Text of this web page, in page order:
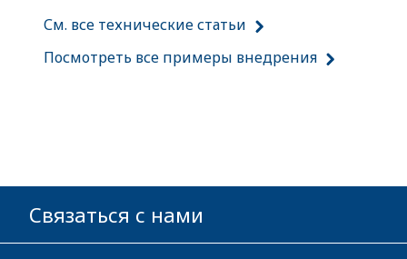
См. все технические статьи
Посмотреть все примеры внедрения
Связаться с нами